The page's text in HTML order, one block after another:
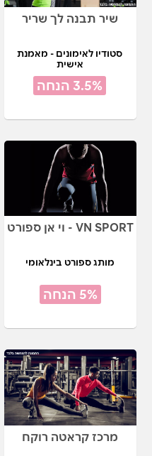
שיר תבנה לך שריר
סטודיו לאימונים - מאמנת
אישית
3.5% הנחה
VN SPORT - וי אן ספורט
מותג ספורט בינלאומי
5% הנחה
מרכז קראטה רוקח